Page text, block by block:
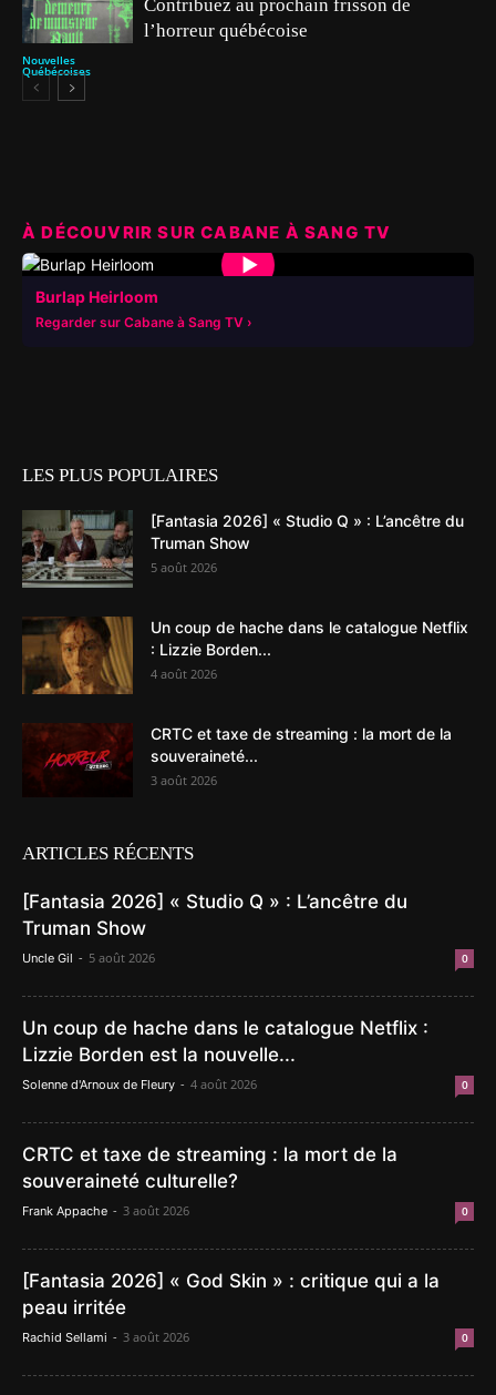
Nouvelles
Québécoises
Contribuez au prochain frisson de
l’horreur québécoise
À DÉCOUVRIR SUR CABANE À SANG TV
▶
Burlap Heirloom
Regarder sur Cabane à Sang TV
LES PLUS POPULAIRES
[Fantasia 2026] « Studio Q » : L’ancêtre du
Truman Show
5 août 2026
Un coup de hache dans le catalogue Netflix
: Lizzie Borden...
4 août 2026
CRTC et taxe de streaming : la mort de la
souveraineté...
3 août 2026
ARTICLES RÉCENTS
[Fantasia 2026] « Studio Q » : L’ancêtre du
Truman Show
Uncle Gil - 5 août 2026 0
Un coup de hache dans le catalogue Netflix :
Lizzie Borden est la nouvelle...
Solenne d'Arnoux de Fleury - 4 août 2026 0
CRTC et taxe de streaming : la mort de la
souveraineté culturelle?
Frank Appache - 3 août 2026 0
[Fantasia 2026] « God Skin » : critique qui a la
peau irritée
Rachid Sellami - 3 août 2026 0